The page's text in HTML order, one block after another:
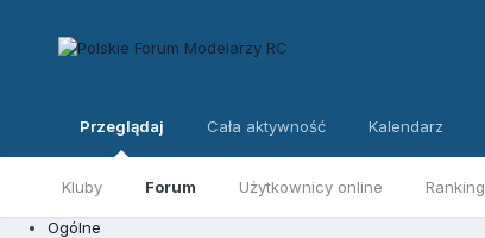
Przeglądaj
Kluby Forum Użytkownicy online Ranking
Cała aktywność Kalendarz
Ogólne